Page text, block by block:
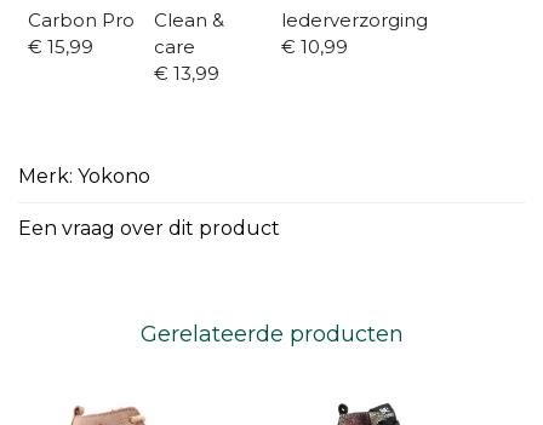
Carbon Pro
€ 15,99
Clean &
care
€ 13,99
lederverzorging
€ 10,99
Merk: Yokono
Een vraag over dit product
Gerelateerde producten